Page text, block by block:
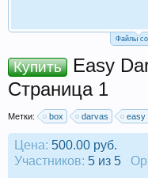
Файлы
Купить
Easy
Страница 1
Метки: box darvas easy
Цена: 500.00 руб.
Участников: 5 из 5